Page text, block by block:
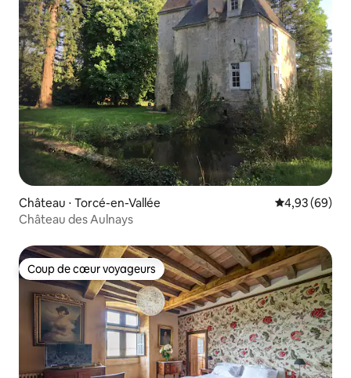
Château ⋅ Torcé-en-Vallée Évaluation
4,93 (69)
Château des Aulnays
Coup de cœur voyageurs
Coup de cœur voyageurs